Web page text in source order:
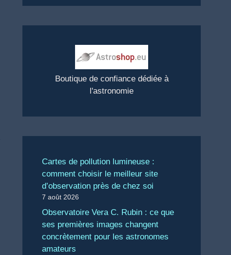
Boutique de confiance dédiée à
l'astronomie
Cartes de pollution lumineuse :
comment choisir le meilleur site
d’observation près de chez soi
7 août 2026
Observatoire Vera C. Rubin : ce que
ses premières images changent
concrètement pour les astronomes
amateurs